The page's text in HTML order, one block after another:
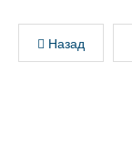
Назад